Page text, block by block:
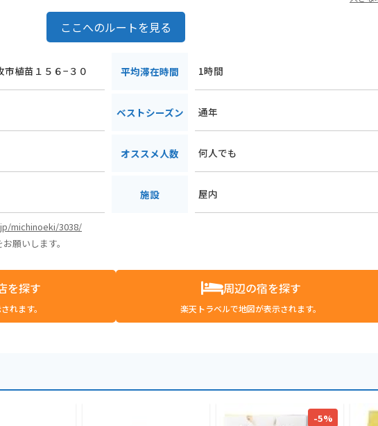
ここへのルートを見る
植苗１５６−３０ 平均滞在時間 1時間
ベストシーズン 通年
オススメ人数 何人でも
施設 屋内
michinoeki/3038/
願いします。
を探す
れます。
周辺の宿を探す
楽天トラベルで地図が表示されます。
-5%